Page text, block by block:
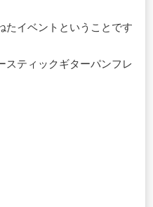
たイベントということです
スティックギターパンフレ